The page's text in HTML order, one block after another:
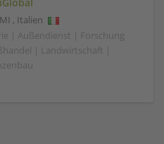
MI , Italien
| Außendienst | Forschung
| Landwirtschaft |